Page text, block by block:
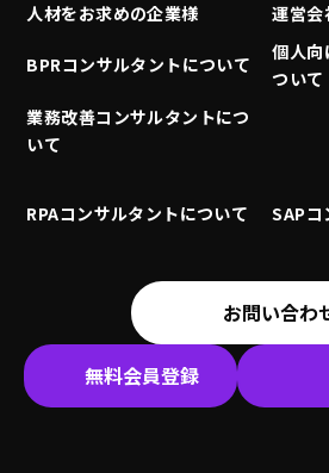
人材をお求めの企業様 運営会
BPRコンサルタントについて
個人向
ついて
業務改善コンサルタントにつ
いて
RPAコンサルタントについて SAPコ
お問い合わ
無料会員登録